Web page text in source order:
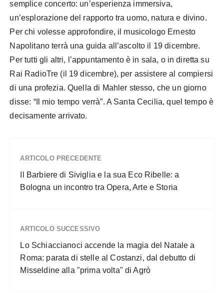
semplice concerto: un’esperienza immersiva,
un’esplorazione del rapporto tra uomo, natura e divino.
Per chi volesse approfondire, il musicologo Ernesto
Napolitano terrà una guida all’ascolto il 19 dicembre.
Per tutti gli altri, l’appuntamento è in sala, o in diretta su
Rai RadioTre (il 19 dicembre), per assistere al compiersi
di una profezia. Quella di Mahler stesso, che un giorno
disse: “Il mio tempo verrà”. A Santa Cecilia, quel tempo è
decisamente arrivato.
ARTICOLO PRECEDENTE
Il Barbiere di Siviglia e la sua Eco Ribelle: a
Bologna un incontro tra Opera, Arte e Storia
ARTICOLO SUCCESSIVO
Lo Schiaccianoci accende la magia del Natale a
Roma: parata di stelle al Costanzi, dal debutto di
Misseldine alla "prima volta" di Agrò